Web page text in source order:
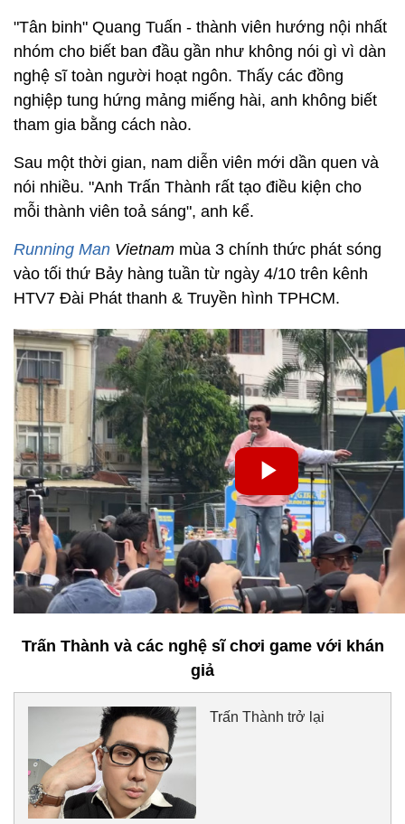
"Tân binh" Quang Tuấn - thành viên hướng nội nhất
nhóm cho biết ban đầu gần như không nói gì vì dàn
nghệ sĩ toàn người hoạt ngôn. Thấy các đồng
nghiệp tung hứng mảng miếng hài, anh không biết
tham gia bằng cách nào.
Sau một thời gian, nam diễn viên mới dần quen và
nói nhiều. "Anh Trấn Thành rất tạo điều kiện cho
mỗi thành viên toả sáng", anh kể.
Running Man Vietnam mùa 3 chính thức phát sóng
vào tối thứ Bảy hàng tuần từ ngày 4/10 trên kênh
HTV7 Đài Phát thanh & Truyền hình TPHCM.
Trấn Thành và các nghệ sĩ chơi game với khán
giả
Trấn Thành trở lại